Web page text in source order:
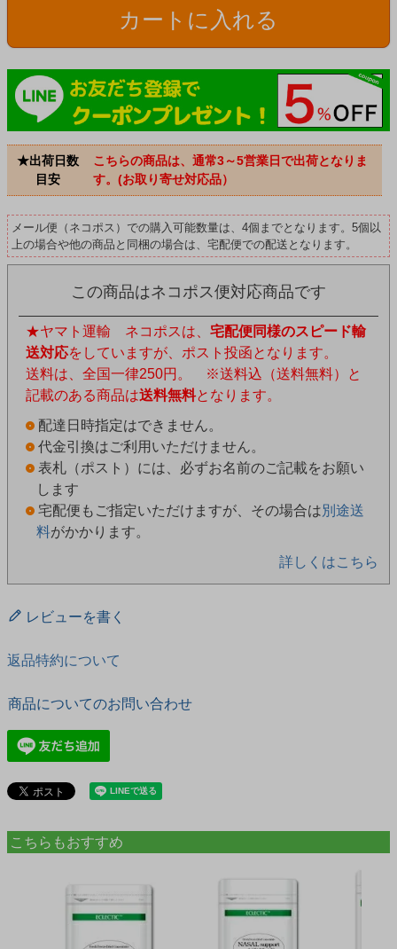
カートに入れる
★出荷日数
目安
こちらの商品は、通常3～5営業日で出荷となりま
す。(お取り寄せ対応品）
メール便（ネコポス）での購入可能数量は、4個までとなります。5個以
上の場合や他の商品と同梱の場合は、宅配便での配送となります。
この商品はネコポス便対応商品です
★ヤマト運輸 ネコポスは、 宅配便同様のスピード輸
送対応をしていますが、ポスト投函となります。
送料は、全国一律250円。 ※送料込（送料無料）と
記載のある商品は送料無料となります。
配達日時指定はできません。
代金引換はご利用いただけません。
表札（ポスト）には、必ずお名前のご記載をお願い
します
宅配便もご指定いただけますが、その場合は別途送
料がかかります。
詳しくはこちら
レビューを書く
返品特約について
商品についてのお問い合わせ
こちらもおすすめ